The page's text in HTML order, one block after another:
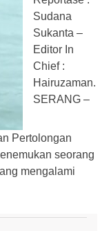
Sudana
Sukanta –
Editor In
Chief :
Hairuzaman.
SERANG –
Pertolongan
seorang
mengalami